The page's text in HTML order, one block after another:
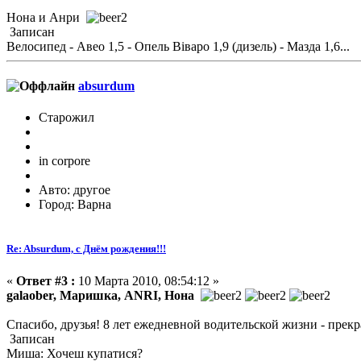
Нона и Анри
Записан
Велосипед - Авео 1,5 - Опель Віваро 1,9 (дизель) - Мазда 1,6...
absurdum
Старожил
in corpore
Авто: другое
Город: Варна
Re: Absurdum, с Днём рождения!!!
« Ответ #3 : 10 Марта 2010, 08:54:12 »
galaober, Маришка, ANRI, Нона
Спасибо, друзья! 8 лет ежедневной водительской жизни -
Записан
Миша: Хочеш купатися?